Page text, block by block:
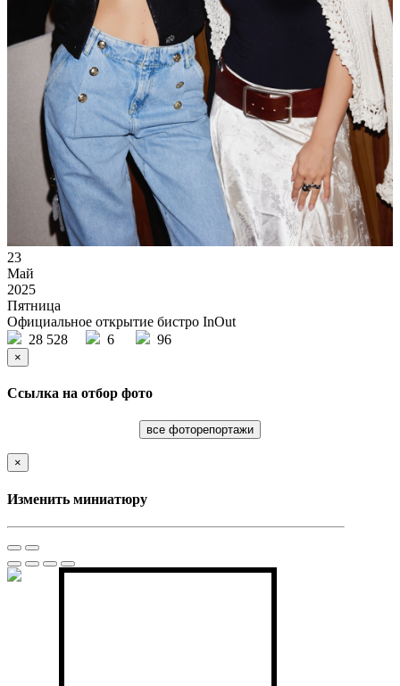
23
Май
2025
Пятница
Официальное открытие бистро InOut
28 528
6 96
×
Ссылка на отбор фото
все фоторепортажи
×
Изменить миниатюру